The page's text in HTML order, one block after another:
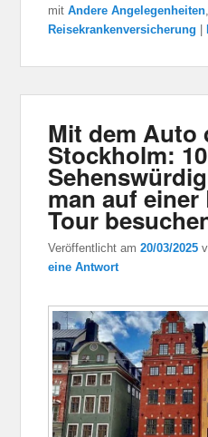
mit Andere Angelegenheiten,
Reisekrankenversicherung
Mit dem Auto
Stockholm: 10
man auf
Tour
Veröffentlicht am20/03/2025
eine Antwort